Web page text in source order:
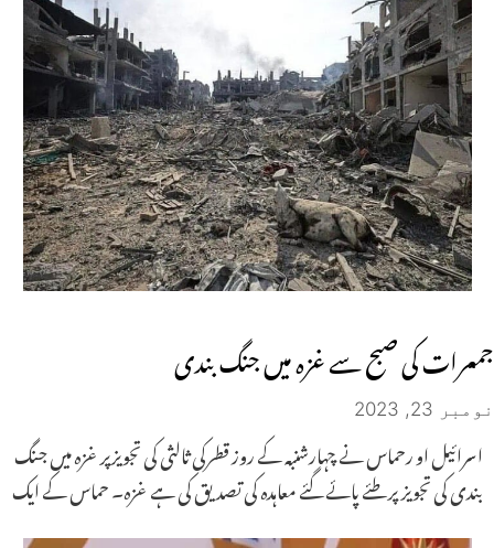
جمعرات کی صبح سے غزہ میں جنگ بندی
نومبر 23, 2023
اسرائیل او رحماس نے چہارشنبہ کے روز قطرکی ثالثی کی تجویزپر غزہ میں جنگ
بندی کی تجویز پر طئے پائے گئے معاہدہ کی تصدیق کی ہے غزہ۔ حماس کے ایک